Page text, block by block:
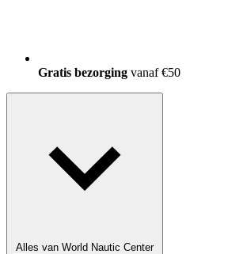
Gratis bezorging vanaf €50
Alles van World Nautic Center